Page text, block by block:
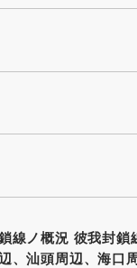
線ノ概況 彼我封鎖
、汕頭周辺、海口